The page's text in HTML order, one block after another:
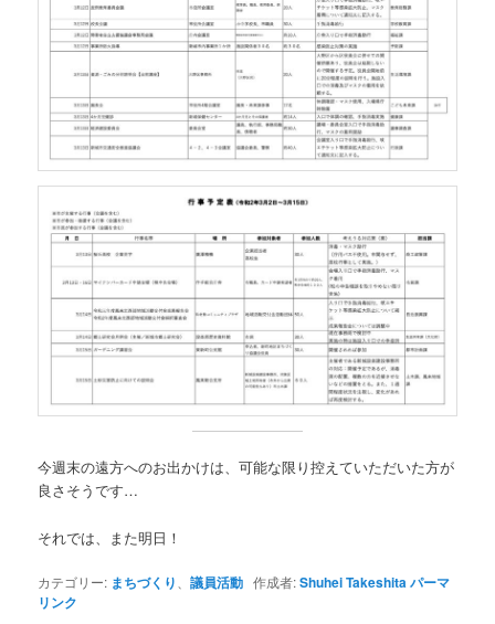
今週末の遠方へのお出かけは、可能な限り控えていただいた方が
良さそうです…
それでは、また明日！
カテゴリー: まちづくり 、議員活動 作成者:Shuhei Takeshitaパーマ
リンク